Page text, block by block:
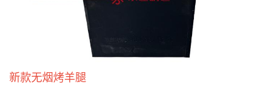
新款无烟烤羊腿